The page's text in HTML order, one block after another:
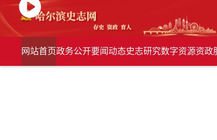
网站首页政务公开要闻动态史志研究数字资源资政